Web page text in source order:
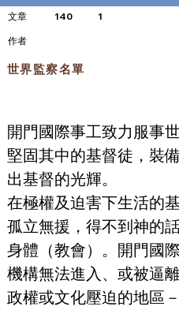
文章 140 1
​作者
世界監察名單
開門國際事工致力服事
堅固其中的基督徒，裝
出基督的光輝。
在極權及迫害下生活的
孤立無援，得不到神的
身體（教會）。開門國
機構無法進入、或被逼
政權或文化壓迫的地區